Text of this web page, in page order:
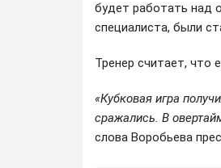
будет работать над
специалиста, были
Тренер считает, что
«Кубковая игра
сражались. В
слова Воробьева